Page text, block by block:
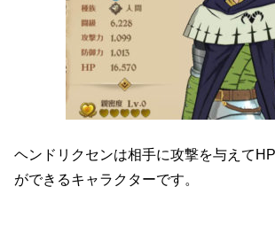
ヘンドリクセンは相手に攻撃を与えて
ができるキャラクターです。